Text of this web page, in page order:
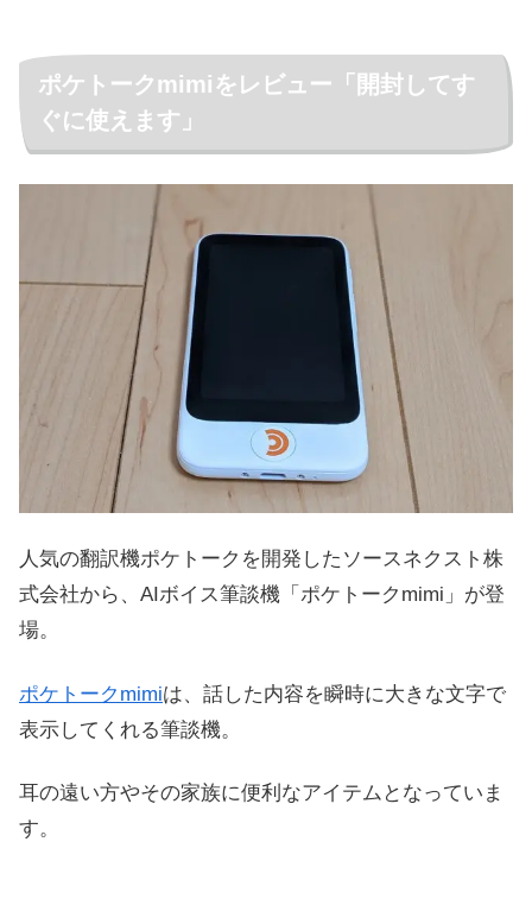
ポケトークmimiをレビュー「開封してす
ぐに使えます」
人気の翻訳機ポケトークを開発したソースネクスト株
式会社から、AIボイス筆談機「ポケトークmimi」が登
場。
ポケトークmimiは、話した内容を瞬時に大きな文字で
表示してくれる筆談機。
耳の遠い方やその家族に便利なアイテムとなっていま
す。